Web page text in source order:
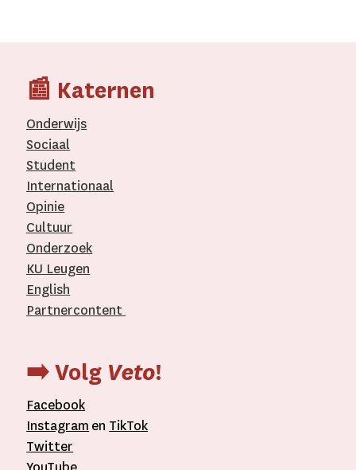
📰 Katernen
Onderwijs
Sociaal
Student
Internationaal­
Opinie
Cultuur
Onderzoek
KU Leugen
English
Partnercontent
➡️ Volg Veto!
Facebook
Instagram en TikTok
Twitter